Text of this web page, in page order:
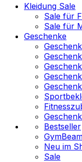
Kleidung Sale
Sale für
Sale für
Geschenke
Bestseller
Neu im
Sale